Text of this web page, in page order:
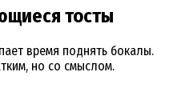
тосты
время поднять бокалы.
но со смыслом.